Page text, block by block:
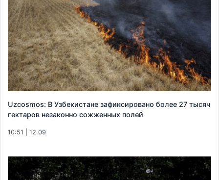
Uzcosmos: В Узбекистане зафиксировано более 27 тысяч
гектаров незаконно сожженных полей
10:51 | 12.09